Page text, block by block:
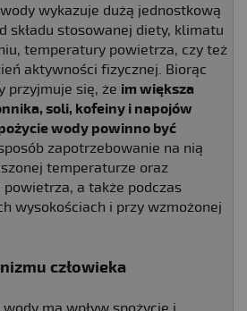
wykazuje dużą jednostkową
składu stosowanej diety, klimatu
temperatury powietrza, czy też
aktywności fizycznej. Biorąc
przyjmuje się, że im większa
soli, kofeiny i napojów
wody powinno być
zapotrzebowanie na nią
temperaturze oraz
a także podczas
wysokościach i przy wzmożonej
człowieka